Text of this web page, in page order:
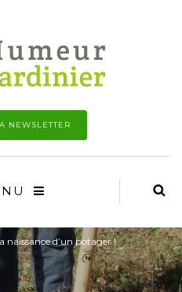
NEWSLETTER
naissance d’un potager !